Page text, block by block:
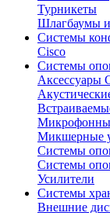
Турникеты
Шлагбаумы и
Системы
Cisco
Системы
Аксессуары
Микшерные
Системы
Системы
Усилители
Системы
Внешние